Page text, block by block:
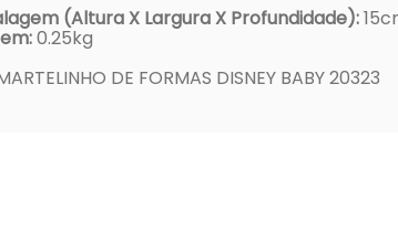
(Altura X Largura X Profundidade):
0.25kg
DE FORMAS DISNEY BABY 20323